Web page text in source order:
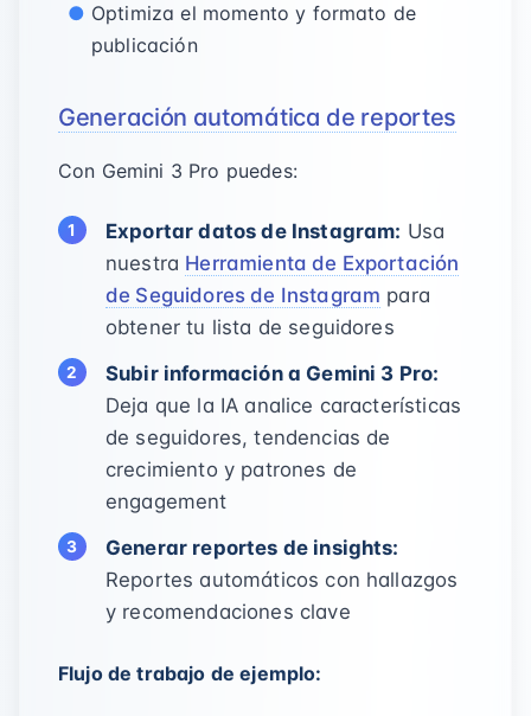
Optimiza el momento y formato de
publicación
Generación automática de reportes
Con Gemini 3 Pro puedes:
Exportar datos de Instagram: Usa
nuestra Herramienta de Exportación
de Seguidores de Instagram para
obtener tu lista de seguidores
Subir información a Gemini 3 Pro:
Deja que la IA analice características
de seguidores, tendencias de
crecimiento y patrones de
engagement
Generar reportes de insights:
Reportes automáticos con hallazgos
y recomendaciones clave
Flujo de trabajo de ejemplo: